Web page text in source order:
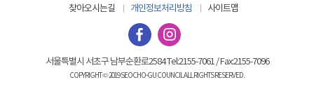
찾아오시는길 개인정보처리방침 사이트맵
서울특별시 서초구 남부순환로2584 Tel:2155-7061 / Fax:2155-7096
COPYRIGHT © 2019 SEOCHO-GU COUNCIL ALL RIGHTS RESERVED.